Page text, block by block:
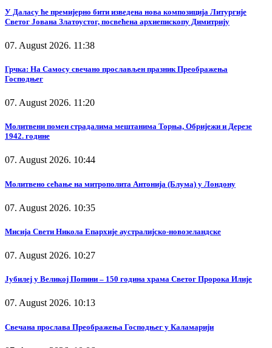
У Даласу ће премијерно бити изведена нова композиција Литургије
Светог Јована Златоустог, посвећена архиепископу Димитрију
07. August 2026. 11:38
Грчка: На Самосу свечано прослављен празник Преображења
Господњег
07. August 2026. 11:20
Молитвени помен страдалима мештанима Торња, Обријежи и Дерезе
1942. године
07. August 2026. 10:44
Молитвено сећање на митрополита Антонија (Блума) у Лондону
07. August 2026. 10:35
Мисија Свети Никола Епархије аустралијско-новозеландске
07. August 2026. 10:27
Јубилеј у Великој Попини – 150 година храма Светог Пророка Илије
07. August 2026. 10:13
Свечана прослава Преображења Господњег у Каламарији